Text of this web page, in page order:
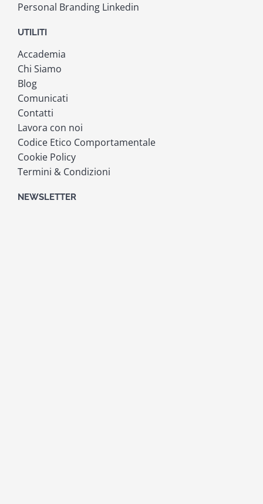
Personal Branding Linkedin
UTILITI
Accademia
Chi Siamo
Blog
Comunicati
Contatti
Lavora con noi
Codice Etico Comportamentale
Cookie Policy
Termini & Condizioni
NEWSLETTER